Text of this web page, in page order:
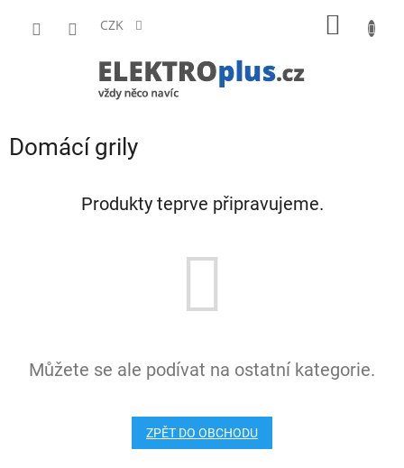
CZK
Domácí grily
Produkty teprve připravujeme.
Můžete se ale podívat na ostatní kategorie.
ZPĚT DO OBCHODU